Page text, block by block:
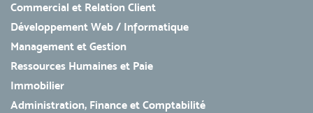
Commercial et Relation Client
Développement Web / Informatique
Management et Gestion
Ressources Humaines et Paie
Immobilier
Administration, Finance et Comptabilité